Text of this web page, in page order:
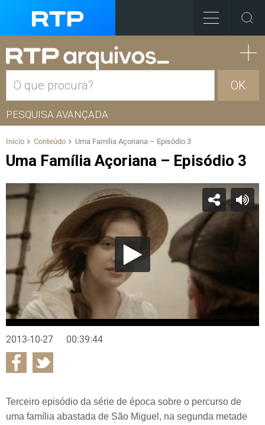
OK
PESQUISA AVANÇADA
Início Conteúdo Uma Família Açoriana – Episódio 3
Uma Família Açoriana – Episódio 3
2013-10-27 00:39:44
Terceiro episódio da série de época sobre o percurso de
uma família abastada de São Miguel, na segunda metade